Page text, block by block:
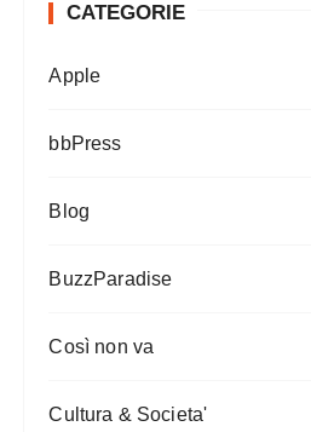
CATEGORIE
Apple
bbPress
Blog
BuzzParadise
Così non va
Cultura & Societa'